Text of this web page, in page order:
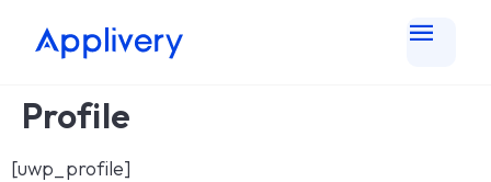
Profile
[uwp_profile]